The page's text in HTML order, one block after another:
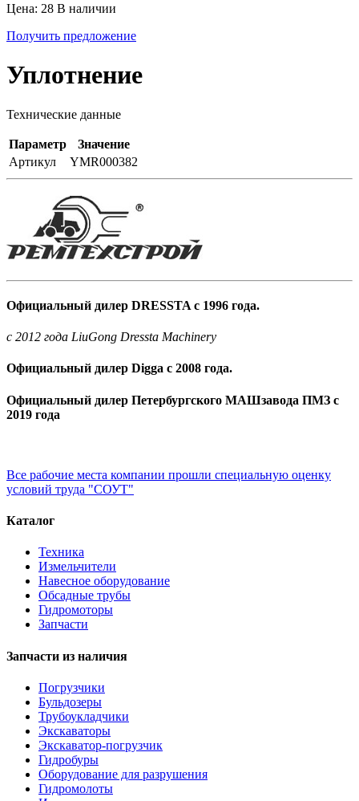
Цена: 28 В наличии
Получить предложение
Уплотнение
Технические данные
Параметр
Значение
Артикул
YMR000382
Официальный дилер DRESSTA с 1996 года.
c 2012 года LiuGong Dressta Machinery
Официальный дилер Digga с 2008 года.
Официальный дилер Петербургского МАШзавода ПМЗ с
2019 года
Все рабочие места компании прошли специальную оценку
условий труда "СОУТ"
Каталог
Техника
Измельчители
Навесное оборудование
Обсадные трубы
Гидромоторы
Запчасти
Запчасти из наличия
Погрузчики
Бульдозеры
Трубоукладчики
Экскаваторы
Экскаватор-погрузчик
Гидробуры
Оборудование для разрушения
Гидромолоты